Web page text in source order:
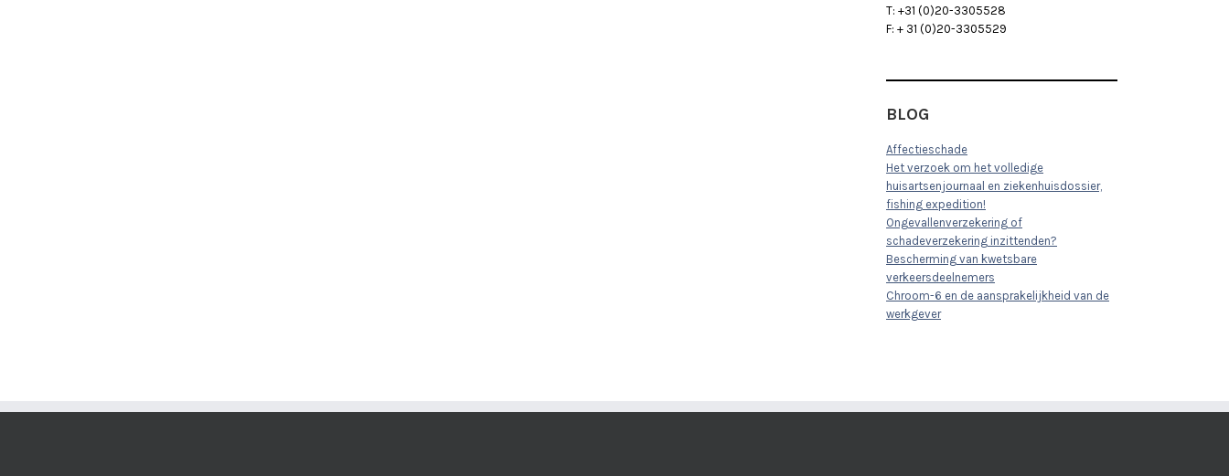
T: +31 (0)20-3305528
F: + 31 (0)20-3305529
BLOG
Affectieschade
Het verzoek om het volledige
huisartsenjournaal en ziekenhuisdossier,
fishing expedition!
Ongevallenverzekering of
schadeverzekering inzittenden?
Bescherming van kwetsbare
verkeersdeelnemers
Chroom-6 en de aansprakelijkheid van de
werkgever